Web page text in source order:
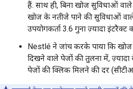
हैं. साथ ही, बिना खोज सुविधाओं
खोज के नतीजे पाने की सुविधाओं
उपयाेगकर्ता 3.6 गुना ज़्यादा इंटरैक्ट
Nestlé ने जांच करके पाया कि खाेज
दिखने वाले पेजाें की तुलना में,
पेजों की क्लिक मिलने की दर